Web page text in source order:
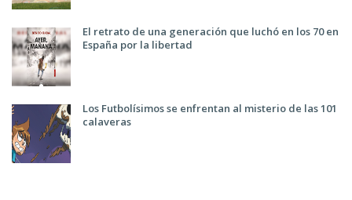
El retrato de una generación que luchó en los 70 en
España por la libertad
Los Futbolísimos se enfrentan al misterio de las 101
calaveras